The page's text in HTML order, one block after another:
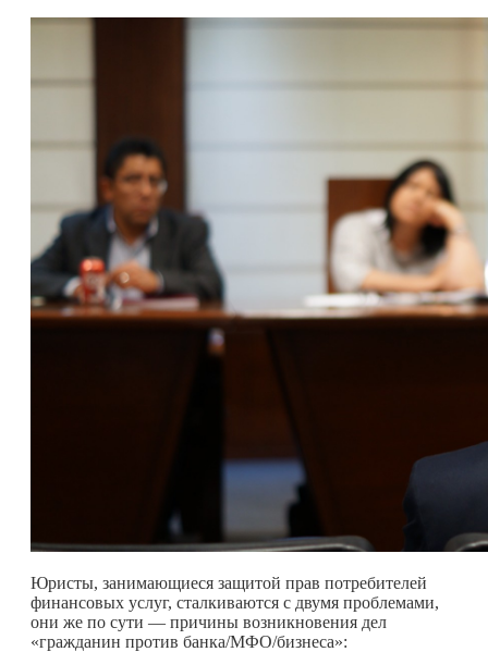
Юристы, занимающиеся защитой прав потребителей
финансовых услуг, сталкиваются с двумя проблемами,
они же по сути — причины возникновения дел
«гражданин против банка/МФО/бизнеса»: